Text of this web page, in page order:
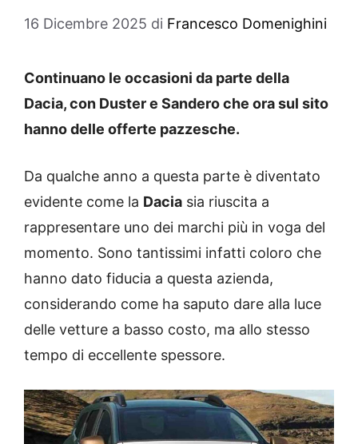
16 Dicembre 2025 di Francesco Domenighini
Continuano le occasioni da parte della
Dacia, con Duster e Sandero che ora sul sito
hanno delle offerte pazzesche.
Da qualche anno a questa parte è diventato
evidente come la Dacia sia riuscita a
rappresentare uno dei marchi più in voga del
momento. Sono tantissimi infatti coloro che
hanno dato fiducia a questa azienda,
considerando come ha saputo dare alla luce
delle vetture a basso costo, ma allo stesso
tempo di eccellente spessore.